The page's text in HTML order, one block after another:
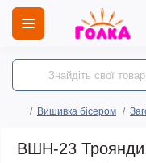
Вишивка бісером
ВШН-23